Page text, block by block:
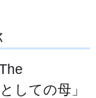
しての母」